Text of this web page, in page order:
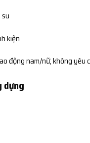
kiện
động nam/nữ, không yêu
dựng